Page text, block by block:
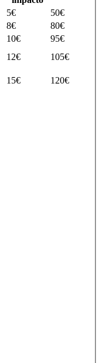
5€
50€
8€
80€
10€
95€
12€
105€
15€
120€